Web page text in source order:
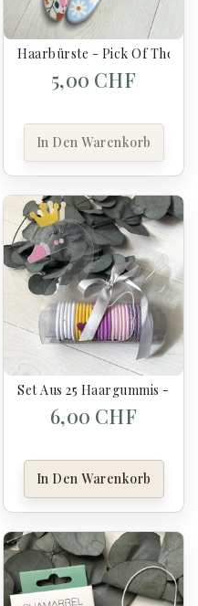
Haarbürste - Pick Of The
5,00 CHF
In Den Warenkorb
Set Aus 25 Haargummis -
6,00 CHF
In Den Warenkorb